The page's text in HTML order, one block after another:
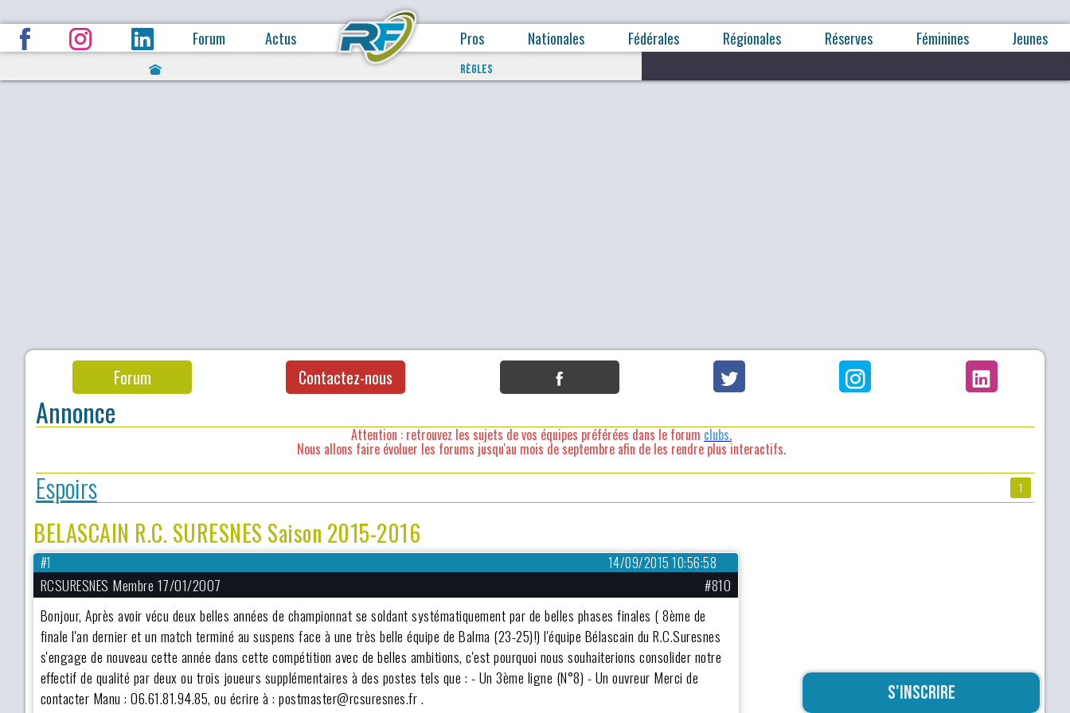
Forum Actus Pros Nationales Fédérales Régionales Réserves Féminines Jeunes
RÈGLES
Forum Contactez-nous
Annonce
Attention : retrouvez les sujets de vos équipes préférées dans le forum clubs.
Nous allons faire évoluer les forums jusqu'au mois de septembre afin de les rendre plus interactifs.
Espoirs 1
BELASCAIN R.C. SURESNES Saison 2015-2016
14/09/2015 10:56:58
#1
RCSURESNES Membre 17/01/2007
#810
Bonjour, Après avoir vécu deux belles années de championnat se soldant systématiquement par de belles phases finales ( 8ème de
finale l'an dernier et un match terminé au suspens face à une très belle équipe de Balma (23-25)!) l'équipe Bélascain du R.C.Suresnes
s'engage de nouveau cette année dans cette compétition avec de belles ambitions, c'est pourquoi nous souhaiterions consolider notre
effectif de qualité par deux ou trois joueurs supplémentaires à des postes tels que : - Un 3ème ligne (N°8) - Un ouvreur Merci de
contacter Manu : 06.61.81.94.85, ou écrire à : postmaster@rcsuresnes.fr .
S'inscrire